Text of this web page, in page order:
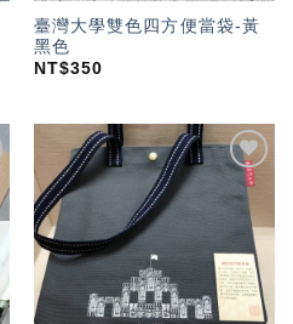
臺灣大學雙色四方便當袋-黃
黑色
NT$350
加入
「願
望輕
單」